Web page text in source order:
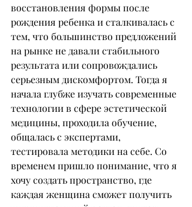
восстановления формы после
рождения ребенка и сталкивалась с
тем, что большинство предложений
на рынке не давали стабильного
результата или сопровождались
серьезным дискомфортом. Тогда я
начала глубже изучать современные
технологии в сфере эстетической
медицины, проходила обучение,
общалась с экспертами,
тестировала методики на себе. Со
временем пришло понимание, что я
хочу создать пространство, где
каждая женщина сможет получить